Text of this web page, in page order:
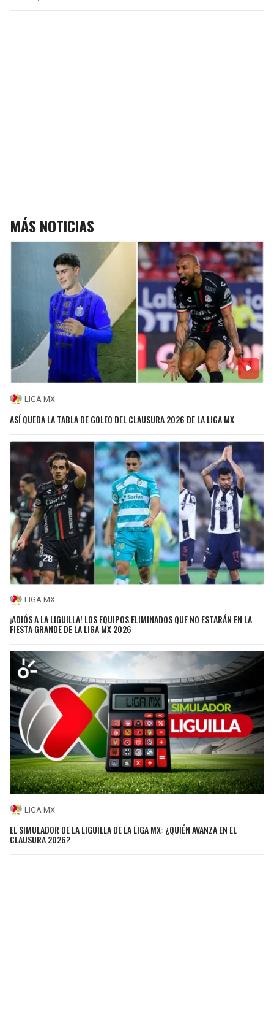
MÁS NOTICIAS
LIGA MX
ASÍ QUEDA LA TABLA DE GOLEO DEL CLAUSURA 2026 DE LA LIGA MX
LIGA MX
¡ADIÓS A LA LIGUILLA! LOS EQUIPOS ELIMINADOS QUE NO ESTARÁN EN LA
FIESTA GRANDE DE LA LIGA MX 2026
LIGA MX
EL SIMULADOR DE LA LIGUILLA DE LA LIGA MX: ¿QUIÉN AVANZA EN EL
CLAUSURA 2026?